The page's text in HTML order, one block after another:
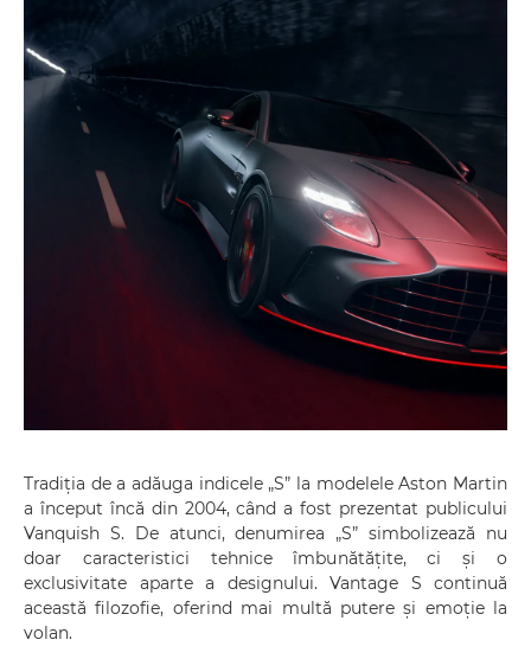
Tradiția de a adăuga indicele „S” la modelele Aston Martin
a început încă din 2004, când a fost prezentat publicului
Vanquish S. De atunci, denumirea „S” simbolizează nu
doar caracteristici tehnice îmbunătățite, ci și o
exclusivitate aparte a designului. Vantage S continuă
această filozofie, oferind mai multă putere și emoție la
volan.